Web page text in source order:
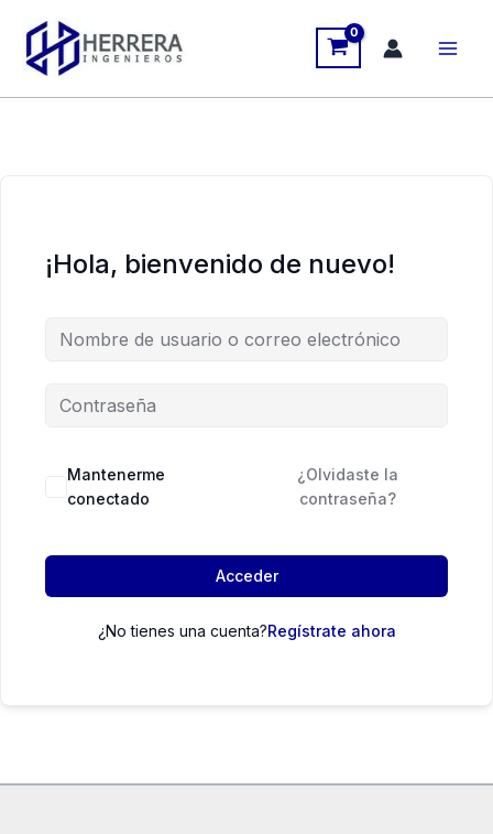
contenido
¡Hola, bienvenido de nuevo!
Mantenerme
conectado
¿Olvidaste la
contraseña?
Acceder
¿No tienes una cuenta?Regístrate ahora